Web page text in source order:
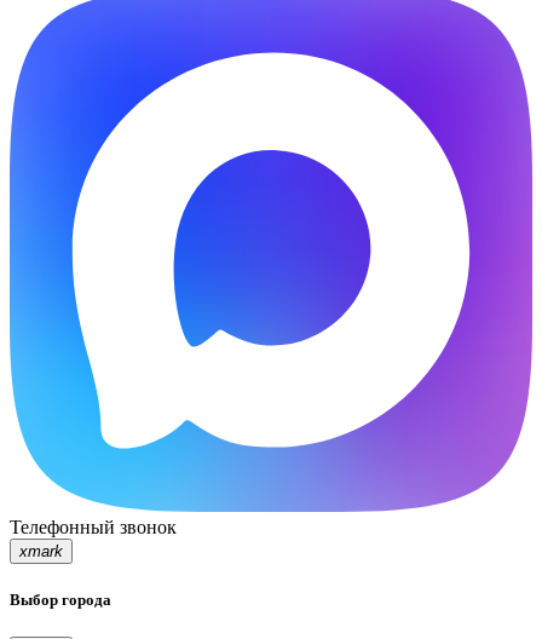
Телефонный звонок
xmark
Выбор города